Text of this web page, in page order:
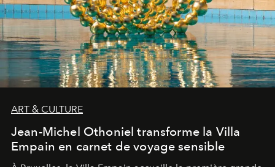
ART & CULTURE
Jean-Michel Othoniel transforme la Villa
Empain en carnet de voyage sensible